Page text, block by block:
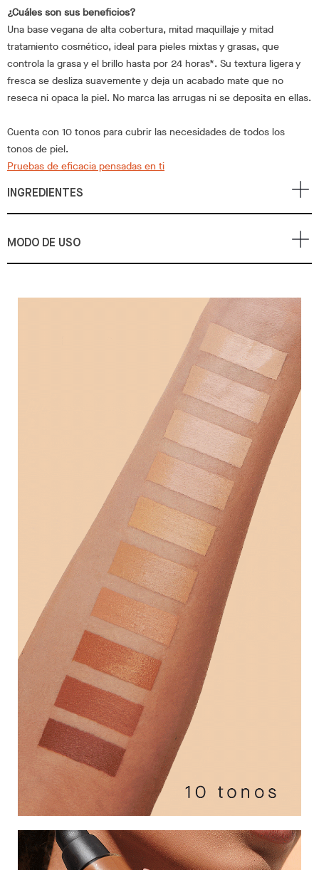
¿Cuáles son sus beneficios?
Una base vegana de alta cobertura, mitad maquillaje y mitad
tratamiento cosmético, ideal para pieles mixtas y grasas, que
controla la grasa y el brillo hasta por 24 horas*. Su textura ligera y
fresca se desliza suavemente y deja un acabado mate que no
reseca ni opaca la piel. No marca las arrugas ni se deposita en ellas.
Cuenta con 10 tonos para cubrir las necesidades de todos los
tonos de piel.
Pruebas de eficacia pensadas en ti
INGREDIENTES
MODO DE USO